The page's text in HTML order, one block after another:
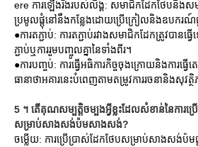
ere ការឡើងរឹងរបស់លិង្គ: សមាជិកដែកថែបនិងស
ប្រមូលផ្តុំនៅនឹងកន្លែងដោយប្រើក្រៀលនិងឧបករណ៍ធ្
●ការតភ្ជាប់: ការតភ្ជាប់រវាងសមាជិកដែកត្រូវបានធ្វ
ភ្ជាប់ឬការរួមបញ្ចូលគ្នានៃទាំងពីរ។
●ការបញ្ចប់: ការធ្វើអធិការកិច្ចចុងក្រោយនិងការធ្វើត
ធានាថាអគារនេះបំពេញតាមតម្រូវការរចនានិងសុវ
5 ។ តើគុណសម្បត្តិចម្បងអ្វីខ្លះដែលសំខាន់នៃការប្រ
សម្រាប់សាងសង់ប៉មសាងសង់?
ចម្លើយ: ការប្រើប្រាស់ដែកថែបសម្រាប់សាងសង់ប៉